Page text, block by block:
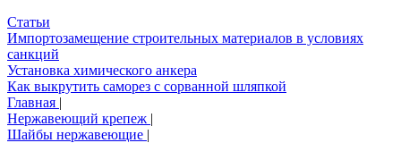
Статьи
Импортозамещение строительных материалов в условиях
санкций
Установка химического анкера
Как выкрутить саморез с сорванной шляпкой
Главная |
Нержавеющий крепеж |
Шайбы нержавеющие |